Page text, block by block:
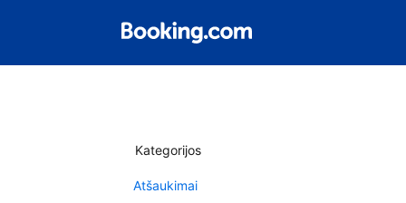
Kategorijos
Atšaukimai